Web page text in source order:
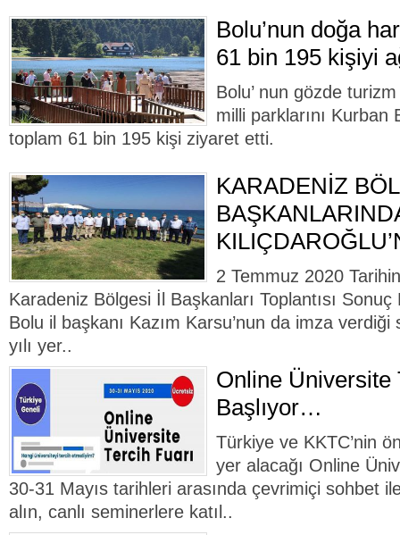
Bolu’nun doğa
61 bin 195 kişiyi
Bolu’ nun gözde
milli parklarını Kurban
toplam 61 bin 195 kişi ziyaret etti.
KARADENİZ
2 Temmuz 2020
Karadeniz Bölgesi İl Başkanları Toplantısı Sonuç
Bolu il başkanı Kazım Karsu’nun da imza
yılı yer..
Online Üniversite
Başlıyor…
Türkiye ve KKTC’nin
yer alacağı Online
30-31 Mayıs tarihleri arasında çevrimiçi sohbet
alın, canlı seminerlere katıl..